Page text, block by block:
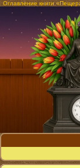
Оглавление книги